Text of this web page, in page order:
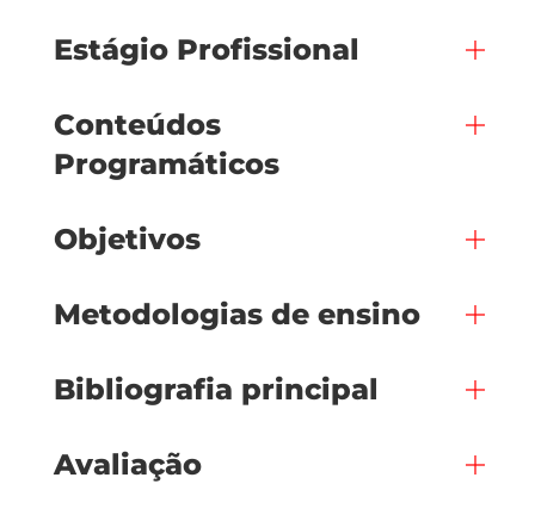
Estágio Profissional
Conteúdos
Programáticos
Objetivos
Metodologias de ensino
Bibliografia principal
Avaliação